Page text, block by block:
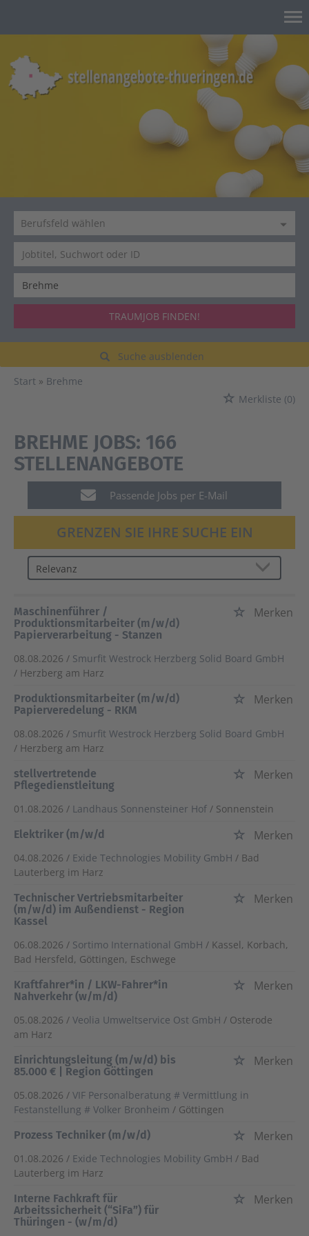
TRAUMJOB FINDEN!
Suche ausblenden
Start
Brehme
Merkliste (0)
BREHME JOBS: 166
STELLENANGEBOTE
Passende Jobs per E-Mail
GRENZEN SIE IHRE SUCHE EIN
Maschinenführer /
Produktionsmitarbeiter (m/w/d)
Papierverarbeitung - Stanzen
Merken
08.08.2026 / Smurfit Westrock Herzberg Solid Board GmbH
/ Herzberg am Harz
Produktionsmitarbeiter (m/w/d)
Papierveredelung - RKM
Merken
08.08.2026 / Smurfit Westrock Herzberg Solid Board GmbH
/ Herzberg am Harz
stellvertretende
Pflegedienstleitung
Merken
01.08.2026 / Landhaus Sonnensteiner Hof / Sonnenstein
Elektriker (m/w/d
Merken
04.08.2026 / Exide Technologies Mobility GmbH / Bad
Lauterberg im Harz
Technischer Vertriebsmitarbeiter
(m/w/d) im Außendienst - Region
Kassel
Merken
06.08.2026 / Sortimo International GmbH / Kassel, Korbach,
Bad Hersfeld, Göttingen, Eschwege
Kraftfahrer*in / LKW-Fahrer*in
Nahverkehr (w/m/d)
Merken
05.08.2026 / Veolia Umweltservice Ost GmbH / Osterode
am Harz
Einrichtungsleitung (m/w/d) bis
85.000 € | Region Göttingen
Merken
05.08.2026 / VIF Personalberatung # Vermittlung in
Festanstellung # Volker Bronheim / Göttingen
Prozess Techniker (m/w/d)
Merken
01.08.2026 / Exide Technologies Mobility GmbH / Bad
Lauterberg im Harz
Interne Fachkraft für
Arbeitssicherheit (“SiFa”) für
Thüringen - (w/m/d)
Merken